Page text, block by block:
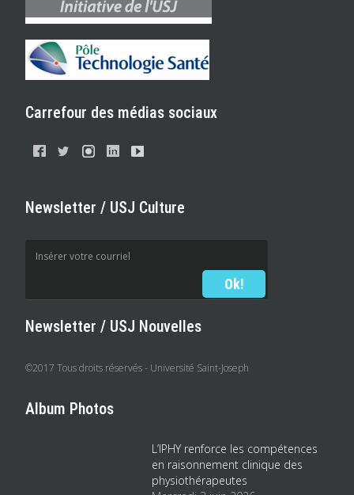
Carrefour des médias sociaux
Newsletter / USJ Culture
Newsletter / USJ Nouvelles
©2017 Tous droits réservés - Université Saint-Joseph
Album Photos
L’IPHY renforce les compétences
en raisonnement clinique des
physiothérapeutes